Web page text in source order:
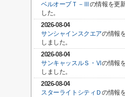
ベルオーブＴ－Ⅲ の情報を更
した。
2026-08-04
サンシャインスクエアの情報
しました。
2026-08-04
サンキャッスルＳ・Ⅵの情報
しました。
2026-08-04
スターライトシティＤの情報